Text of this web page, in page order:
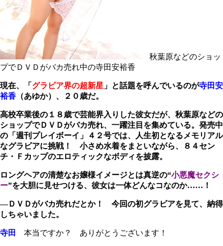
秋葉原などのショッ
プでＤＶＤがバカ売れ中の寺田安裕香
現在、「 グラビア界の超新星 」と話題を呼んでいるのが寺田安
裕香 （あゆか）、２０歳だ。
高校卒業後の１８歳で芸能界入りした彼女だが、 秋葉原などの
ショップでＤＶＤがバカ売れ、一躍注目を集めている。発売中
の「週刊プレイボーイ」４２号では、人生初となるメモリアル
なグラビアに挑戦！ 小さめ水着をまといながら、８４セン
チ・Ｆカップのエロティックなボディを披露。
ロングヘアの清楚なお嬢様イメージとは真逆の“小悪魔セクシ
ー”を大胆に見せつける、彼女は一体どんなコなのか……！
―ＤＶＤがバカ売れだとか！ 今回の初グラビアを見て、納得
しちゃいました。
寺田 本当ですか？ ありがとうございます！